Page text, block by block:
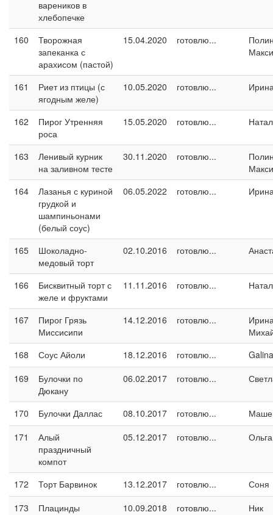
вареников в
хлебопечке
160
Творожная
запеканка с
арахисом (пастой)
15.04.2020 готовлю...
161
Риет из птицы (с
ягодным желе)
10.05.2020 готовлю...
162
Пирог Утренняя
роса
15.05.2020 готовлю...
163
Ленивый курник
на заливном тесте
30.11.2020 готовлю...
164
Лазанья с куриной
грудкой и
шампиньонами
(белый соус)
06.05.2022 готовлю...
165
Шоколадно-
медовый торт
02.10.2016 готовлю...
166
Бисквитный торт с
желе и фруктами
11.11.2016 готовлю...
167
Пирог Грязь
Миссисипи
14.12.2016 готовлю...
168
Соус Айоли 18.12.2016 готовлю...
169
Булочки по
Дюкану
06.02.2017 готовлю...
170 Булочки Даллас 08.10.2017 готовлю...
171
Алый
праздничный
компот
05.12.2017 готовлю...
172 Торт Барвинок 13.12.2017 готовлю...
Соня
173
Плацинды 10.09.2018 готовлю...
Ник